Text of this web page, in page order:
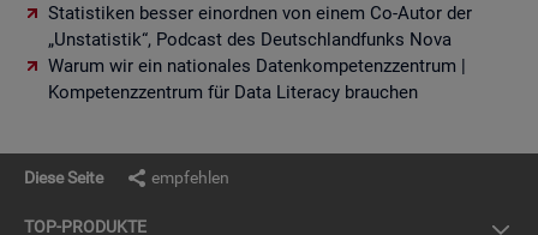
Statistiken besser einordnen von einem Co-Autor der
„Unstatistik“, Podcast des Deutschlandfunks Nova
Warum wir ein nationales Datenkompetenzzentrum |
Kompetenzzentrum für Data Literacy brauchen
Diese Seite empfehlen
TOP-PRO­DUK­TE